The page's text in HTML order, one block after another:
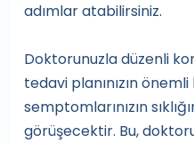
adımlar atabilirsiniz.
Doktorunuzla düzenli
tedavi planınızın
semptomlarınızın
görüşecektir. Bu,